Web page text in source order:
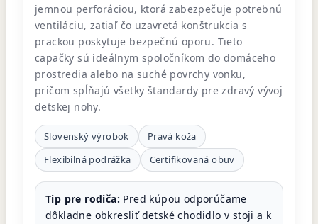
jemnou perforáciou, ktorá zabezpečuje potrebnú
ventiláciu, zatiaľ čo uzavretá konštrukcia s
prackou poskytuje bezpečnú oporu. Tieto
capačky sú ideálnym spoločníkom do domáceho
prostredia alebo na suché povrchy vonku,
pričom spĺňajú všetky štandardy pre zdravý vývoj
detskej nohy.
Slovenský výrobok
Pravá koža
Flexibilná podrážka
Certifikovaná obuv
Tip pre rodiča: Pred kúpou odporúčame
dôkladne obkresliť detské chodidlo v stoji a k